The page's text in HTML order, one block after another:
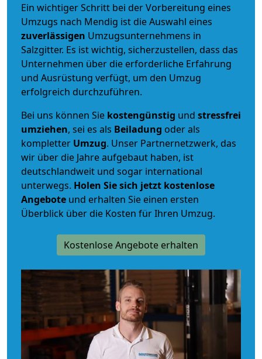
Ein wichtiger Schritt bei der Vorbereitung eines
Umzugs nach Mendig ist die Auswahl eines
zuverlässigen Umzugsunternehmens in
Salzgitter. Es ist wichtig, sicherzustellen, dass das
Unternehmen über die erforderliche Erfahrung
und Ausrüstung verfügt, um den Umzug
erfolgreich durchzuführen.
Bei uns können Sie kostengünstig und stressfrei
umziehen, sei es als Beiladung oder als
kompletter Umzug. Unser Partnernetzwerk, das
wir über die Jahre aufgebaut haben, ist
deutschlandweit und sogar international
unterwegs. Holen Sie sich jetzt kostenlose
Angebote und erhalten Sie einen ersten
Überblick über die Kosten für Ihren Umzug.
Kostenlose Angebote erhalten